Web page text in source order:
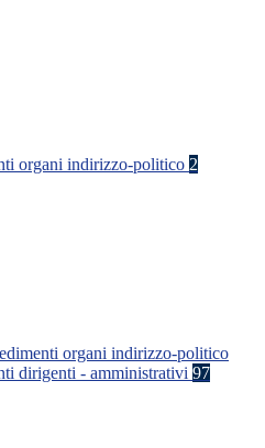
organi indirizzo-politico 2
organi indirizzo-politico
dirigenti - amministrativi 97